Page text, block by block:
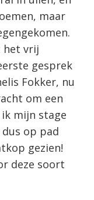
maar
het vrij
gesprek
Fokker, nu
om een
mijn stage
op pad
gezien!
deze soort